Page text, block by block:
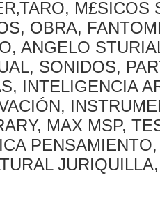
OBRA,
ANGELO
SONIDOS,
INTELIGENCIA
MAX MSP,